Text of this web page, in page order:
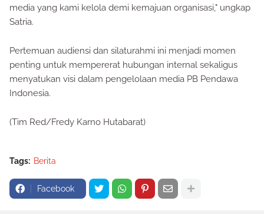
media yang kami kelola demi kemajuan organisasi," ungkap
Satria.
Pertemuan audiensi dan silaturahmi ini menjadi momen
penting untuk mempererat hubungan internal sekaligus
menyatukan visi dalam pengelolaan media PB Pendawa
Indonesia.
(Tim Red/Fredy Karno Hutabarat)
Tags: Berita
Facebook